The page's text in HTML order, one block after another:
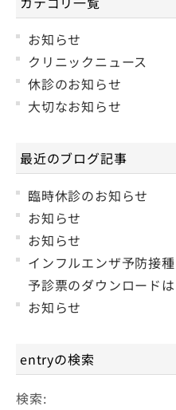
お知らせ
クリニックニュース
休診のお知らせ
大切なお知らせ
最近のブログ記事
臨時休診のお知らせ
お知らせ
お知らせ
インフルエンザ予防
予診票のダウンロード
お知らせ
entryの検索
検索: